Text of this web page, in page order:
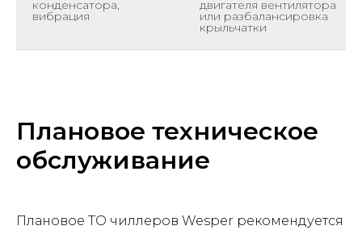
конденсатора,
вибрация
двигателя вентилятора
или разбалансировка
крыльчатки
Плановое техническое
обслуживание
Плановое ТО чиллеров Wesper рекомендуется